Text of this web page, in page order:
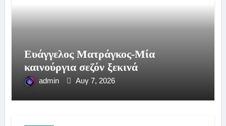
Ευάγγελος Ματράγκος-Μία
καινούργια σεζόν ξεκινά
admin Αυγ 7, 2026